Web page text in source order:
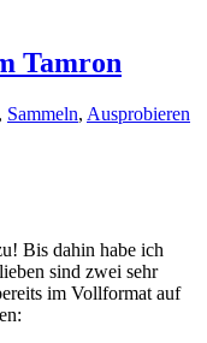
Tamron
, Sammeln, Ausprobieren
Bis dahin habe ich
sind zwei sehr
im Vollformat auf